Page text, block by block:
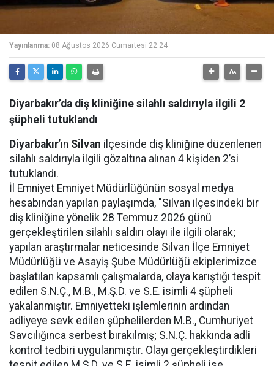
Yayınlanma: 08 Ağustos 2026 Cumartesi 22:24
Diyarbakır’da diş kliniğine silahlı saldırıyla ilgili 2
şüpheli tutuklandı
Diyarbakır’ın Silvan ilçesinde diş kliniğine düzenlenen
silahlı saldırıyla ilgili gözaltına alınan 4 kişiden 2’si
tutuklandı.
İl Emniyet Emniyet Müdürlüğünün sosyal medya
hesabından yapılan paylaşımda, "Silvan ilçesindeki bir
diş kliniğine yönelik 28 Temmuz 2026 günü
gerçekleştirilen silahlı saldırı olayı ile ilgili olarak;
yapılan araştırmalar neticesinde Silvan İlçe Emniyet
Müdürlüğü ve Asayiş Şube Müdürlüğü ekiplerimizce
başlatılan kapsamlı çalışmalarda, olaya karıştığı tespit
edilen S.N.Ç., M.B., M.Ş.D. ve S.E. isimli 4 şüpheli
yakalanmıştır. Emniyetteki işlemlerinin ardından
adliyeye sevk edilen şüphelilerden M.B., Cumhuriyet
Savcılığınca serbest bırakılmış; S.N.Ç. hakkında adli
kontrol tedbiri uygulanmıştır. Olayı gerçekleştirdikleri